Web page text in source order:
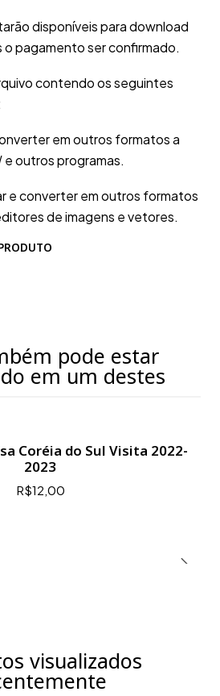
disponíveis para download
pagamento ser confirmado.
contendo os seguintes
em outros formatos a
e outros programas.
e converter em outros formatos
de imagens e vetores.
pode estar
em um destes
Coréia do Sul Visita 2022-
2023
R$12,00
visualizados